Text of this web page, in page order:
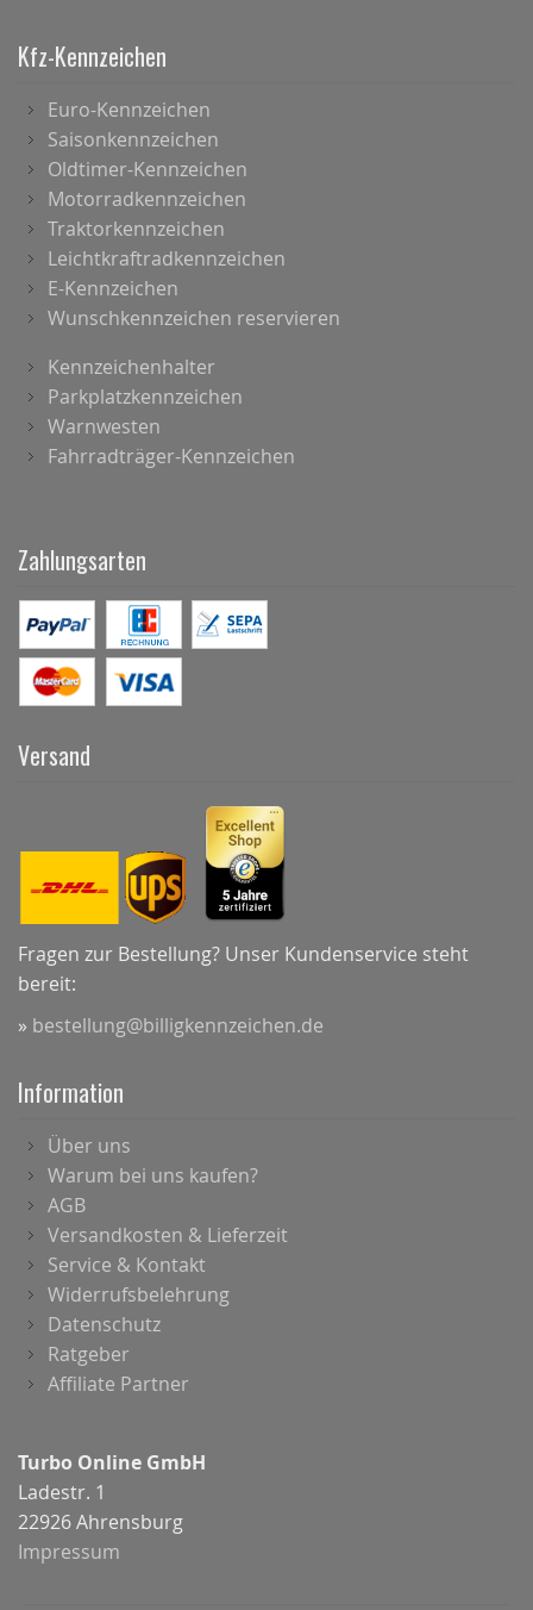
Kfz-Kennzeichen
Euro-Kennzeichen
Saisonkennzeichen
Oldtimer-Kennzeichen
Motorradkennzeichen
Traktorkennzeichen
Leichtkraftradkennzeichen
E-Kennzeichen
Wunschkennzeichen reservieren
Kennzeichenhalter
Parkplatzkennzeichen
Warnwesten
Fahrradträger-Kennzeichen
Zahlungsarten
Versand
Fragen zur Bestellung? Unser Kundenservice steht
bereit:
» bestellung@billigkennzeichen.de
Information
Über uns
Warum bei uns kaufen?
AGB
Versandkosten & Lieferzeit
Service & Kontakt
Widerrufsbelehrung
Datenschutz
Ratgeber
Affiliate Partner
Turbo Online GmbH
Ladestr. 1
22926 Ahrensburg
Impressum